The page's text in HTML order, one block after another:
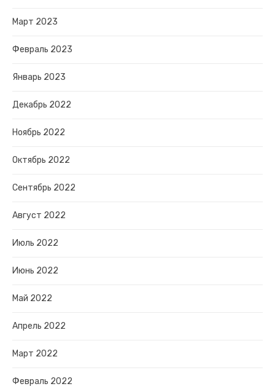
Март 2023
Февраль 2023
Январь 2023
Декабрь 2022
Ноябрь 2022
Октябрь 2022
Сентябрь 2022
Август 2022
Июль 2022
Июнь 2022
Май 2022
Апрель 2022
Март 2022
Февраль 2022